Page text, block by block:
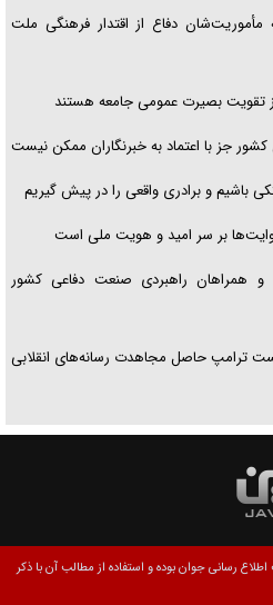
مأموریت‌شان دفاع از اقتدار فرهنگی ملت
تقویت بصیرت عمومی جامعه هستند
جز با اعتماد به خبرنگاران ممکن نیست
باشیم و برادری واقعی را در پیش گیریم
بر سر امید و هویت ملی است
و همراهان راهبردی صنعت دفاعی کشور
ترامپ حاصل مجاهدت رسانه‌های انقلابی
رسانی جوان بوده و استفاده از مطالب آن با ذکر